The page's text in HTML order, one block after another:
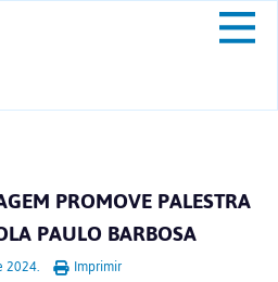
PROMOVE PALESTRA
PAULO BARBOSA
2024. Imprimir